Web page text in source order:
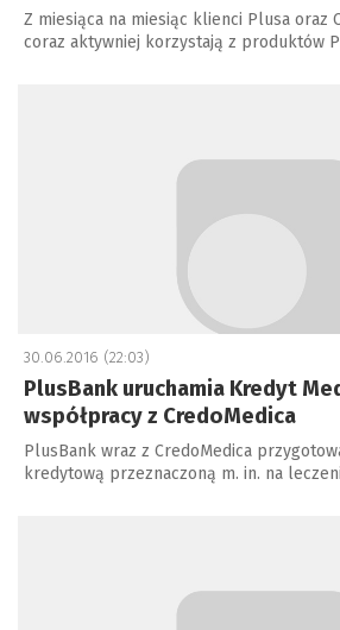
Z miesiąca na miesiąc klienci Plusa oraz
coraz aktywniej korzystają z produktów
30.06.2016 (22:03)
PlusBank uruchamia Kredyt
współpracy z CredoMedica
PlusBank wraz z CredoMedica
kredytową przeznaczoną m. in. na